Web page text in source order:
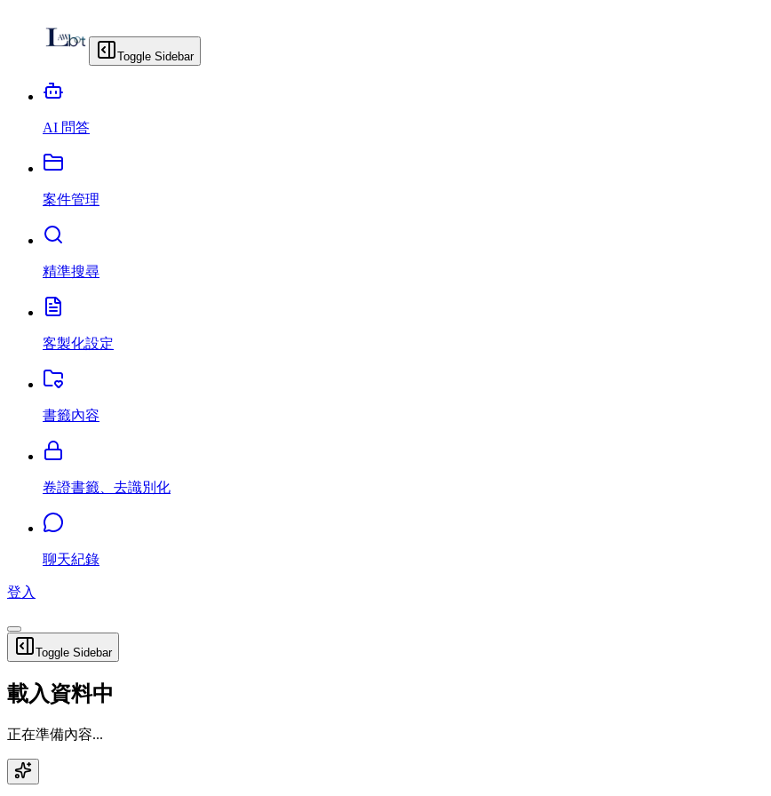
Toggle Sidebar
AI 問答
案件管理
精準搜尋
客製化設定
書籤內容
卷證書籤、去識別化
聊天紀錄
登入
Toggle Sidebar
載入資料中
正在準備內容...